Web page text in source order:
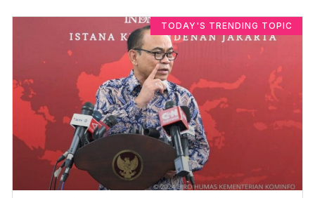
TODAY'S TRENDING TOPIC